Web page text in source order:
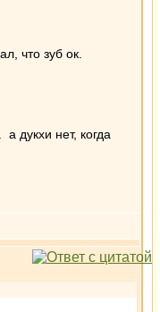
что зуб ок.
дукхи нет, когда